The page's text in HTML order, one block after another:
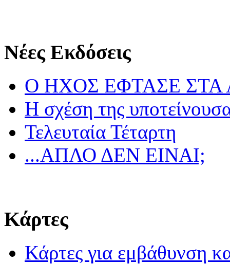
Νέες Εκδόσεις
Ο ΗΧΟΣ ΕΦΤΑΣΕ ΣΤΑ
Η σχέση της
Τελευταία Τέταρτη
...ΑΠΛΟ ΔΕΝ ΕΙΝΑΙ;
Κάρτες
Κάρτες για εμβάθυνση